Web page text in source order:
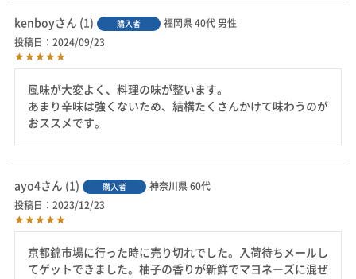
kenboy 1 購入者 福岡県 40代 男性
投稿日
2024/09/23
風味が大変よく、料理の味が整います。
あまり辛味は強くないため、結構たくさんかけて味わうのが
おススメです。
ayo4 1 購入者 神奈川県 60代
投稿日
2023/12/23
京都錦市場に行った時に売り切れでした。入荷待ちメールし
てゲットできました。柚子の香りが新鮮でマヨネーズに混ぜ